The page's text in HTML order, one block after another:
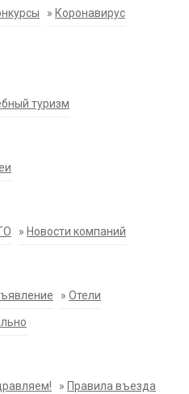
» Коронавирус
туризм
» Новости компаний
» Отели
» Правила въезда